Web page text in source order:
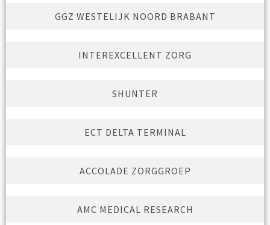
GGZ WESTELIJK NOORD BRABANT
INTEREXCELLENT ZORG
SHUNTER
ECT DELTA TERMINAL
ACCOLADE ZORGGROEP
AMC MEDICAL RESEARCH